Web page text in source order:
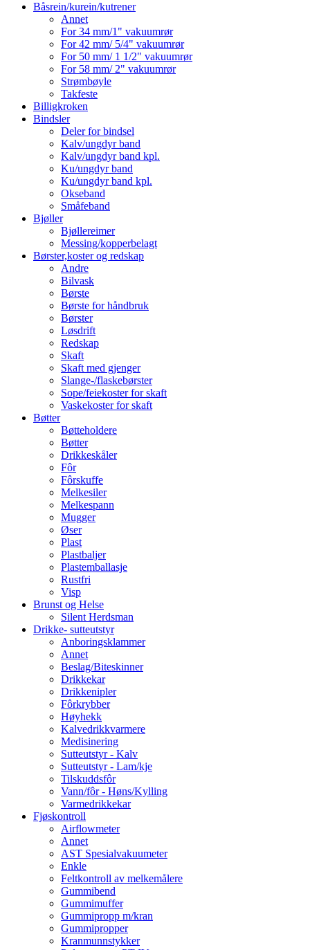
Båsrein/kurein/kutrener
Annet
For 34 mm/1" vakuumrør
For 42 mm/ 5/4" vakuumrør
For 50 mm/ 1 1/2" vakuumrør
For 58 mm/ 2" vakuumrør
Strømbøyle
Takfeste
Billigkroken
Bindsler
Deler for bindsel
Kalv/ungdyr band
Kalv/ungdyr band kpl.
Ku/ungdyr band
Ku/ungdyr band kpl.
Okseband
Småfeband
Bjøller
Bjøllereimer
Messing/kopperbelagt
Børster,koster og redskap
Andre
Bilvask
Børste
Børste for håndbruk
Børster
Løsdrift
Redskap
Skaft
Skaft med gjenger
Slange-/flaskebørster
Sope/feiekoster for skaft
Vaskekoster for skaft
Bøtter
Bøtteholdere
Bøtter
Drikkeskåler
Fôr
Fôrskuffe
Melkesiler
Melkespann
Mugger
Øser
Plast
Plastbaljer
Plastemballasje
Rustfri
Visp
Brunst og Helse
Silent Herdsman
Drikke- sutteutstyr
Anboringsklammer
Annet
Beslag/Biteskinner
Drikkekar
Drikkenipler
Fôrkrybber
Høyhekk
Kalvedrikkvarmere
Medisinering
Sutteutstyr - Kalv
Sutteutstyr - Lam/kje
Tilskuddsfôr
Vann/fôr - Høns/Kylling
Varmedrikkekar
Fjøskontroll
Airflowmeter
Annet
AST Spesialvakuumeter
Enkle
Feltkontroll av melkemålere
Gummibend
Gummimuffer
Gummipropp m/kran
Gummipropper
Kranmunnstykker